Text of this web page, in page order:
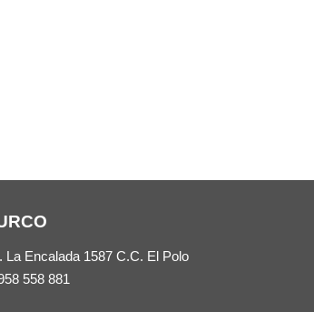
La Encalada 1587 C.C. El Polo
558 881